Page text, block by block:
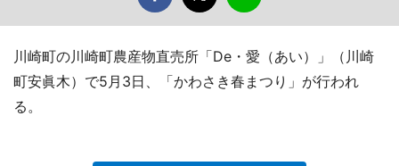
川崎町の川崎町農産物直売所「De・愛（あい）」（川崎
町安眞木）で5月3日、「かわさき春まつり」が行われ
る。